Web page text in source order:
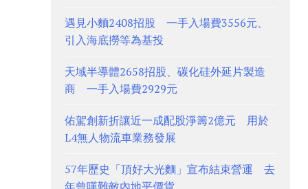
遇見小麵2408招股 一手入場費3556元、
引入海底撈等為基投
天域半導體2658招股、碳化硅外延片製造
商 一手入場費2929元
佑駕創新折讓近一成配股淨籌2億元 用於
L4無人物流車業務發展
57年歷史「頂好大光麵」宣布結束營運 去